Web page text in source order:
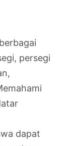
persegi
dapat